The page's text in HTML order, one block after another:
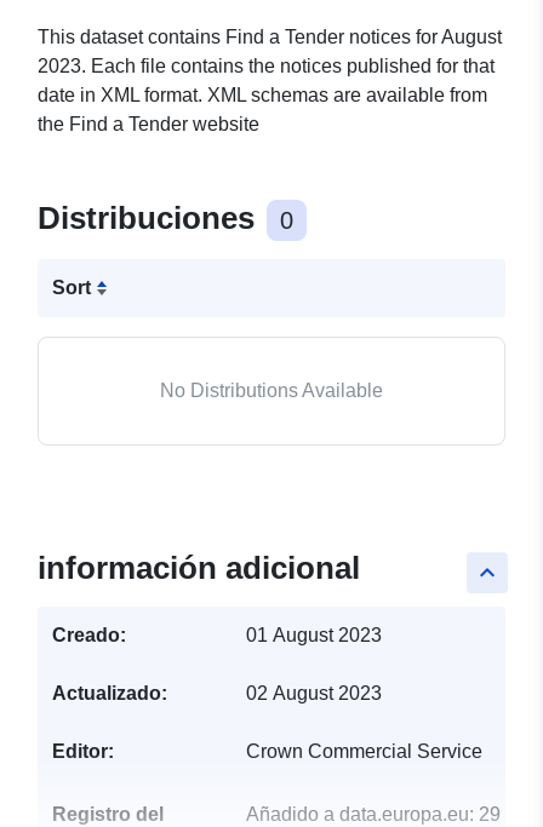
This dataset contains Find a Tender notices for August
2023. Each file contains the notices published for that
date in XML format. XML schemas are available from
the Find a Tender website
Distribuciones 0
Sort
No Distributions Available
keyboard_arrow_up
información adicional
Creado: 01 August 2023
Actualizado: 02 August 2023
Editor: Crown Commercial Service
Registro del
Añadido a data.europa.eu: 29